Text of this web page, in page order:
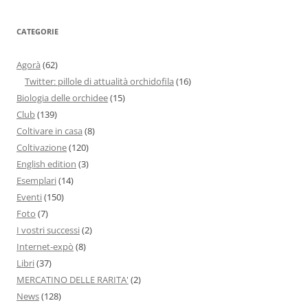
CATEGORIE
Agorà (62)
Twitter: pillole di attualità orchidofila (16)
Biologia delle orchidee(15)
Club(139)
Coltivare in casa (8)
Coltivazione(120)
English edition (3)
Esemplari(14)
Eventi(150)
Foto (7)
I vostri successi(2)
Internet-expò (8)
Libri(37)
MERCATINO DELLE RARITA' (2)
News(128)